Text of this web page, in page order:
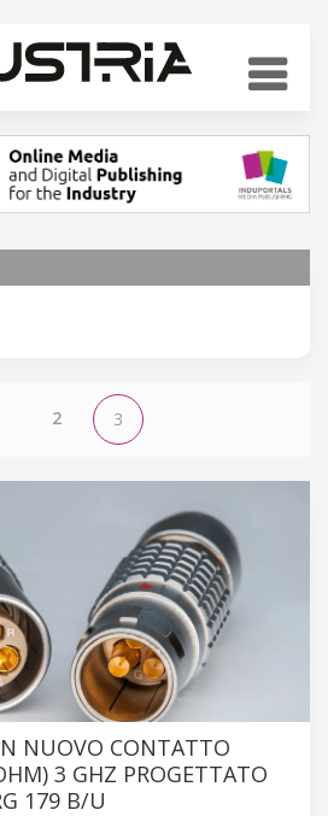
2 3
NUOVO CONTATTO
3 GHZ PROGETTATO
179 B/U